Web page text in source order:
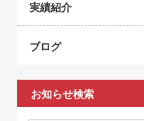
実績紹介
ブログ
お知らせ検索